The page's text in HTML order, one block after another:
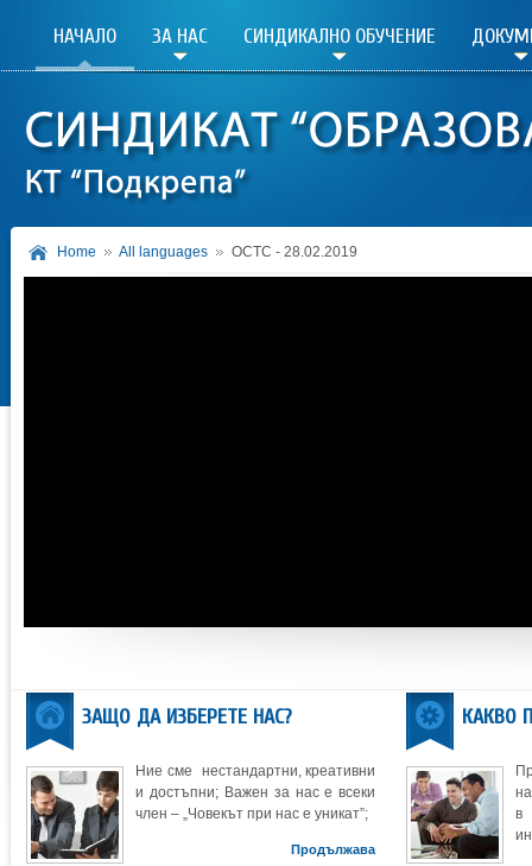
НАЧАЛО ЗА НАС СИНДИКАЛНО ОБУЧЕНИЕ
Home All languages ОСТС - 28.02.2019
ЗАЩО ДА ИЗБЕРЕТЕ НАС?
Ние сме нестандартни, креативни
и достъпни; Важен за нас е всеки
член – „Човекът при нас е уникат”;
Продължава
КАКВО
в